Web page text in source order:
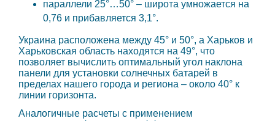
параллели 25°…50° – широта умножается на
0,76 и прибавляется 3,1°.
Украина расположена между 45° и 50°, а Харьков и
Харьковская область находятся на 49°, что
позволяет вычислить оптимальный угол наклона
панели для установки солнечных батарей в
пределах нашего города и региона – около 40° к
линии горизонта.
Аналогичные расчеты с применением